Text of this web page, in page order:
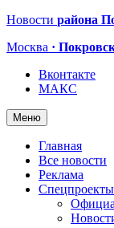
Новости района
Москва ·
Вконтакте
МАКС
Меню
Главная
Все новости
Реклама
Спецпроекты